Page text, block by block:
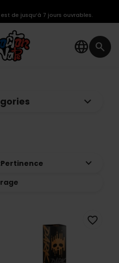
language search
de jusqu’à 7 jours ouvrables.
keyboard_arrow_down
Pertinence keyboard_arrow_down
favorite_border